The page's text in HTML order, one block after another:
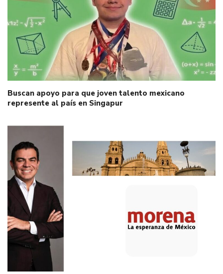
Buscan apoyo para que joven talento mexicano
represente al país en Singapur